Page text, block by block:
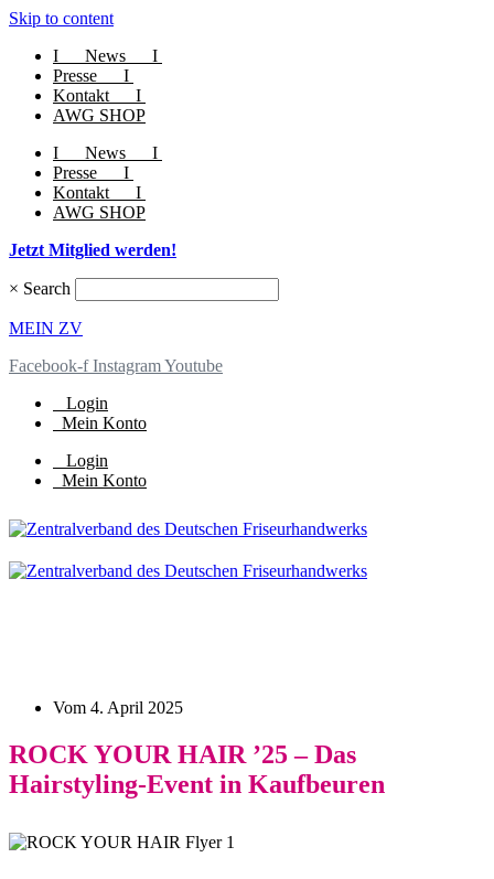
Skip to content
I News I
Presse I
Kontakt I
AWG SHOP
I News I
Presse I
Kontakt I
AWG SHOP
Jetzt Mitglied werden!
× Search
MEIN ZV
Facebook-f InstagramYoutube
Login
Mein Konto
Login
Mein Konto
Vom 4. April 2025
ROCK YOUR HAIR ’25 – Das
Hairstyling-Event in Kaufbeuren